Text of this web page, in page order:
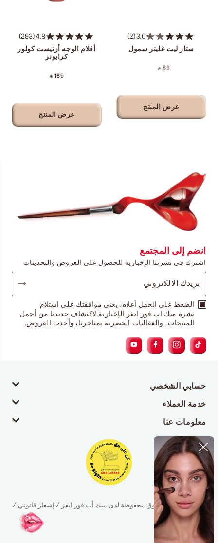
3.0
2
ستار ليت غليتر سمول
‎ ⃁ 89 ‎
عرض المنتج
4.8
293
أقلام الوجه أرتيست كولور
كرايونز
‎ ⃁ 165 ‎
عرض المنتج
انضم إلى المجتمع
اشترك في نشرتنا الإخبارية للحصول على العروض والتحديثات
الضغط على الحقل أعلاه، يعني موافقتك على استلام
نشرة ميك اب فور ايفر الإخبارية لاكتشاف جديدنا من أجمل
المنتجات، والفعاليات الحصرية بمتاجرنا، وأحدث العروض.
حسابي الشخصي
خدمة العملاء
معلومات عنا
© 2026 جميع الحقوق محفوظة لدى ميك أب فور ايفر / إشعار قانوني /
سياسة الخصوصية